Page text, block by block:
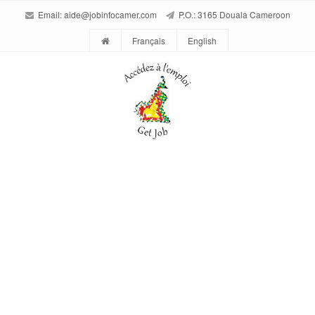
Email:aide@jobinfocamer.com P.O.: 3165 Douala Cameroon
Français English